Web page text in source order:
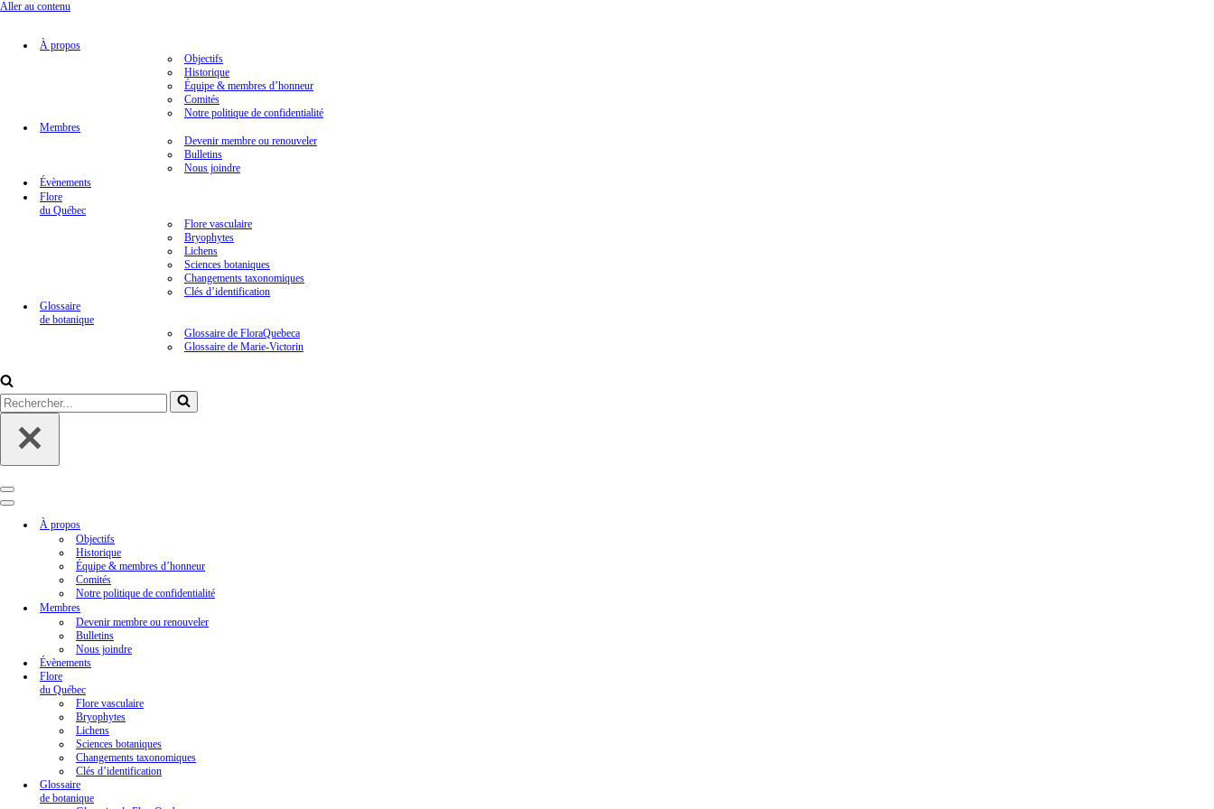
Aller au contenu
À propos
Objectifs
Historique
Équipe & membres d’honneur
Comités
Notre politique de confidentialité
Membres
Devenir membre ou renouveler
Bulletins
Nous joindre
Évènements
Flore
du Québec
Flore vasculaire
Bryophytes
Lichens
Sciences botaniques
Changements taxonomiques
Clés d’identification
Glossaire
de botanique
Glossaire de FloraQuebeca
Glossaire de Marie-Victorin
Rechercher...
Menu
de
navigation
Menu
navigation
À propos
Objectifs
Historique
Équipe & membres d’honneur
Comités
Notre politique de confidentialité
Membres
Devenir membre ou renouveler
Bulletins
Nous joindre
Évènements
Flore
du Québec
Flore vasculaire
Bryophytes
Lichens
Sciences botaniques
Changements taxonomiques
Clés d’identification
Glossaire
de botanique